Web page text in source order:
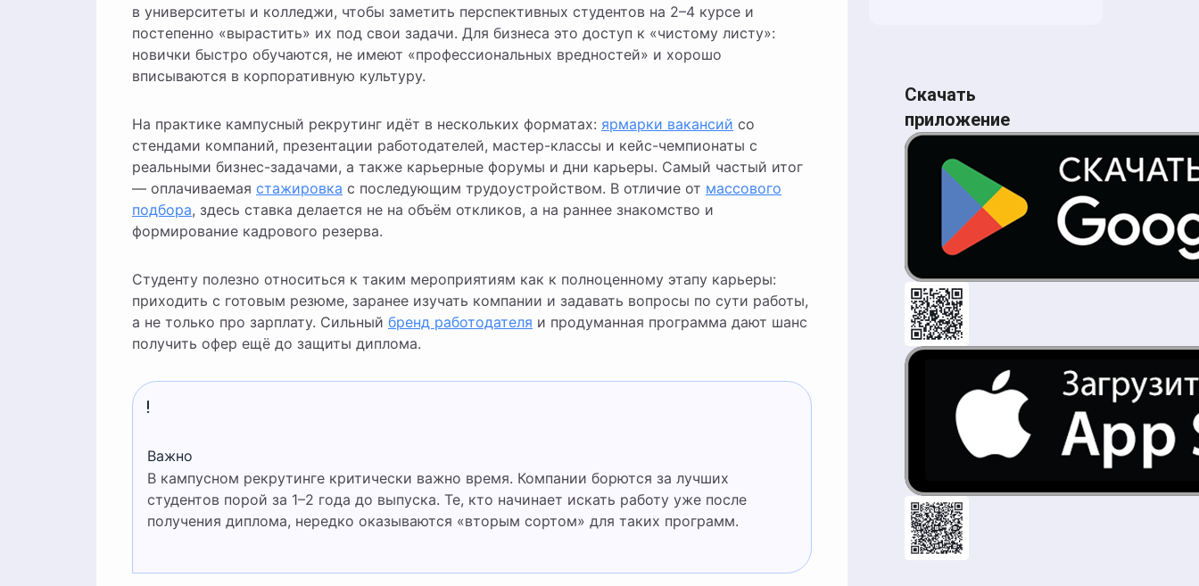
в университеты и колледжи, чтобы заметить перспективных студентов на 2–4 курсе и
постепенно «вырастить» их под свои задачи. Для бизнеса это доступ к «чистому листу»:
новички быстро обучаются, не имеют «профессиональных вредностей» и хорошо
вписываются в корпоративную культуру.
На практике кампусный рекрутинг идёт в нескольких форматах: ярмарки вакансий со
стендами компаний, презентации работодателей, мастер-классы и кейс-чемпионаты с
реальными бизнес-задачами, а также карьерные форумы и дни карьеры. Самый частый итог
— оплачиваемая стажировка с последующим трудоустройством. В отличие от массового
подбора, здесь ставка делается не на объём откликов, а на раннее знакомство и
формирование кадрового резерва.
Студенту полезно относиться к таким мероприятиям как к полноценному этапу карьеры:
приходить с готовым резюме, заранее изучать компании и задавать вопросы по сути работы,
а не только про зарплату. Сильный бренд работодателя и продуманная программа дают шанс
получить офер ещё до защиты диплома.
Важно
В кампусном рекрутинге критически важно время. Компании борются за лучших
студентов порой за 1–2 года до выпуска. Те, кто начинает искать работу уже после
получения диплома, нередко оказываются «вторым сортом» для таких программ.
Скачать
приложение